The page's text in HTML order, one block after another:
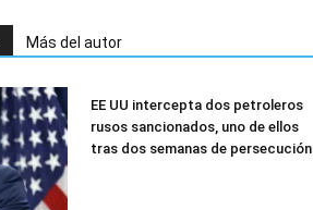
Más del autor
EE UU intercepta dos petroleros
rusos sancionados, uno de ellos
tras dos semanas de persecución